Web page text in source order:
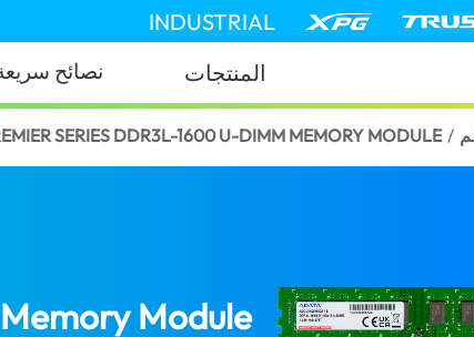
INDUSTRIAL
المنتجات نصائح
/
SERIES DDR3L-1600 U-DIMM MEMORY MODULE
Module